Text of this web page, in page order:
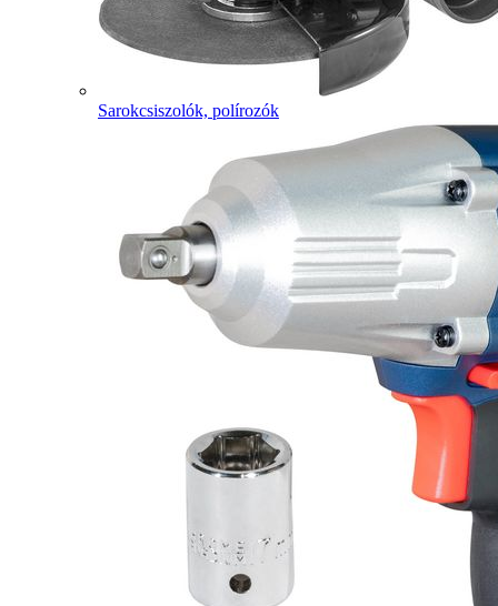
Sarokcsiszolók, polírozók